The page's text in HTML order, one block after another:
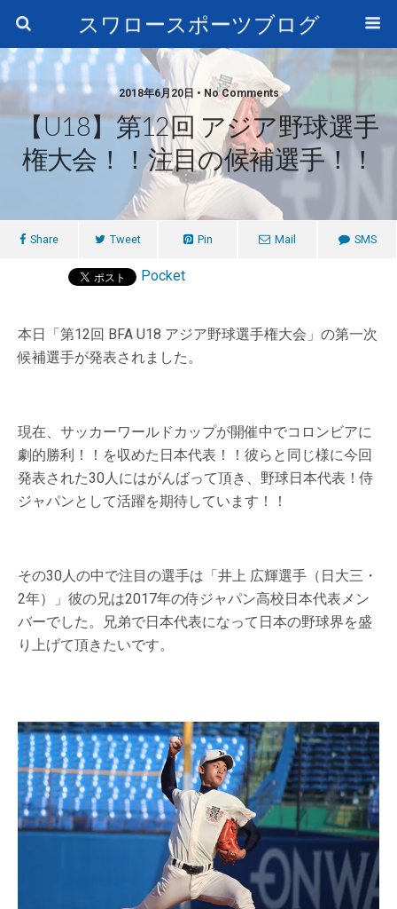
スワロースポーツブログ
2018年6月20日 • No Comments
【U18】第12回 アジア野球選手
権大会！！注目の候補選手！！
Share Tweet Pin Mail SMS
Pocket
本日「第12回 BFA U18 アジア野球選手権大会」の第一次
候補選手が発表されました。
現在、サッカーワールドカップが開催中でコロンビアに
劇的勝利！！を収めた日本代表！！彼らと同じ様に今回
発表された30人にはがんばって頂き、野球日本代表！侍
ジャパンとして活躍を期待しています！！
その30人の中で注目の選手は「井上 広輝選手（日大三・
2年）」彼の兄は2017年の侍ジャパン高校日本代表メン
バーでした。兄弟で日本代表になって日本の野球界を盛
り上げて頂きたいです。